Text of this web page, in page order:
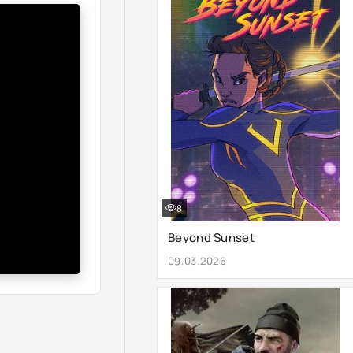
Beyond Sunset
09.03.2026
8